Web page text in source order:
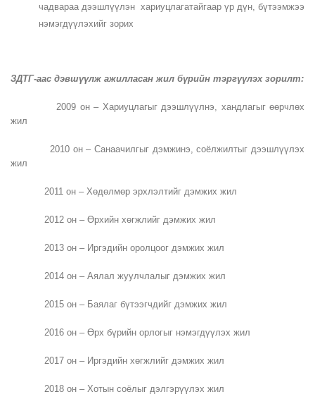
чадвараа дээшлүүлэн хариуцлагатайгаар үр дүн, бүтээмжээ
нэмэгдүүлэхийг зорих
ЗДТГ-аас дэвшүүлж ажилласан жил бүрийн тэргүүлэх зорилт:
2009 он – Хариуцлагыг дээшлүүлнэ, хандлагыг өөрчлөх
жил
2010 он – Санаачилгыг дэмжинэ, соёлжилтыг дээшлүүлэх
жил
2011 он – Хөдөлмөр эрхлэлтийг дэмжих жил
2012 он – Өрхийн хөгжлийг дэмжих жил
2013 он – Иргэдийн оролцоог дэмжих жил
2014 он – Аялал жуулчлалыг дэмжих жил
2015 он – Баялаг бүтээгчдийг дэмжих жил
2016 он – Өрх бүрийн орлогыг нэмэгдүүлэх жил
2017 он – Иргэдийн хөгжлийг дэмжих жил
2018 он – Хотын соёлыг дэлгэрүүлэх жил